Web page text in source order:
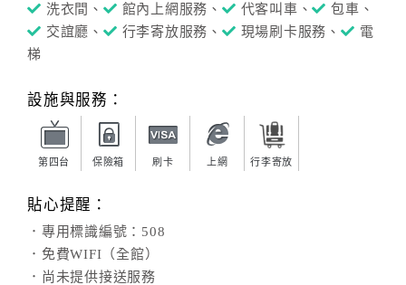
洗衣間、 館內上網服務、 代客叫車、
包車、
交誼廳、
行李寄放服務、 現場刷卡服務、
電
梯
設施與服務：
第四台 保險箱 刷卡 上網 行李寄放
貼心提醒：
．專用標識編號：508
．免費WIFI（全館）
．尚未提供接送服務